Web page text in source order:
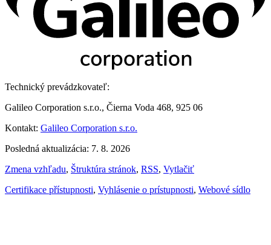
Technický prevádzkovateľ:
Galileo Corporation s.r.o., Čierna Voda 468, 925 06
Kontakt: Galileo Corporation s.r.o.
Posledná aktualizácia: 7. 8. 2026
Zmena vzhľadu, Štruktúra stránok, RSS, Vytlačiť
Certifikace přístupnosti, Vyhlásenie o prístupnosti, Webové sídlo